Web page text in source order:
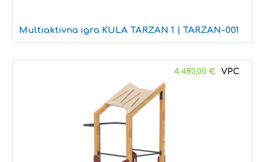
Multiaktivna igra KULA TARZAN 1 | TARZAN-001
4.480,00 €